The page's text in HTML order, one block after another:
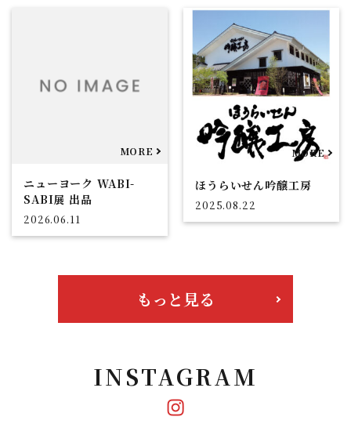
ニューヨーク WABI-
SABI展 出品
2026.06.11
ほうらいせん吟醸工房
2025.08.22
もっと見る
INSTAGRAM